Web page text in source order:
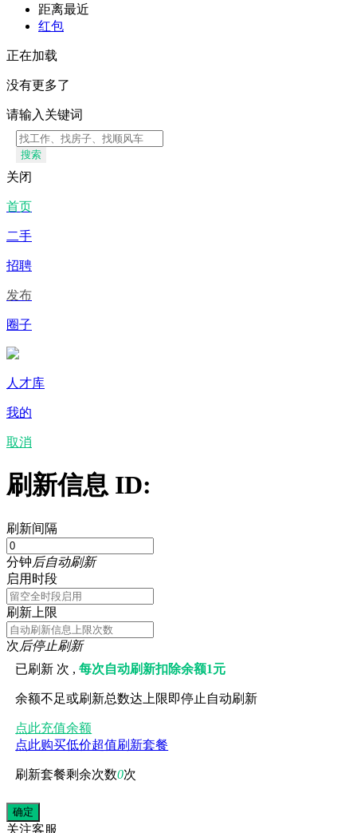
距离最近
红包
正在加载
没有更多了
请输入关键词
搜索
关闭
首页
二手
招聘
发布
圈子
人才库
我的
取消
刷新信息 ID:
刷新间隔
分钟后自动刷新
启用时段
刷新上限
次后停止刷新
已刷新 次 ,每次自动刷新扣除余额1元
余额不足或刷新总数达上限即停止自动刷新
点此充值余额
点此购买低价超值刷新套餐
刷新套餐剩余次数0次
关注客服